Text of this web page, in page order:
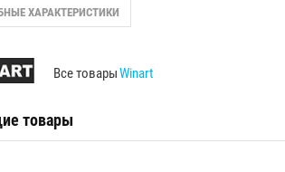
ХАРАКТЕРИСТИКИ
Все товарыWinart
товары